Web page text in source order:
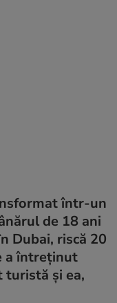
într-un
de 18 ani
Dubai, riscă 20
a întreținut
turistă și ea,